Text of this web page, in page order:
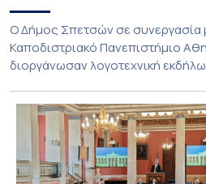
Ο Δήμος Σπετσών σε συνεργασία
Καποδιστριακό Πανεπιστήμιο
διοργάνωσαν λογοτεχνική
20ού αιώνα, με την προβολή του
επιστροφή του Μάγου». Η
πλαίσιο της συνεργασίας του
Εθνικού και Καποδιστριακού […]